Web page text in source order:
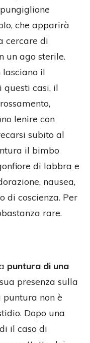
che apparirà
cercare di
un ago sterile.
lasciano il
questi casi, il
lenire con
subito al
il bimbo
di labbra e
nausea,
di coscienza. Per
rare.
puntura di una
presenza sulla
puntura non è
Dopo una
il caso di